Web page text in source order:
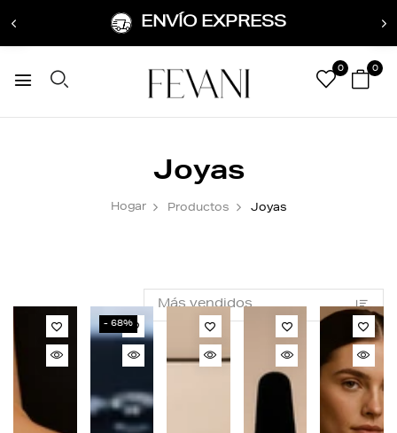
ENVÍO EXPRESS
0 0
Joyas
Hogar Productos Joyas
- 68%